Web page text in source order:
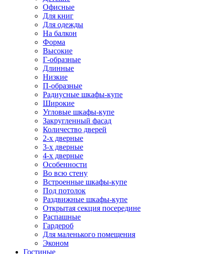
Офисные
Для книг
Для одежды
На балкон
Форма
Высокие
Г-образные
Длинные
Низкие
П-образные
Радиусные шкафы-купе
Широкие
Угловые шкафы-купе
Закругленный фасад
Количество дверей
2-х дверные
3-х дверные
4-х дверные
Особенности
Во всю стену
Встроенные шкафы-купе
Под потолок
Раздвижные шкафы-купе
Открытая секция посередине
Распашные
Гардероб
Для маленького помещения
Эконом
Гостиные